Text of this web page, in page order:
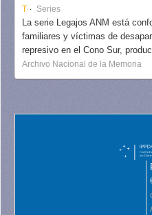
T Series
La serie Legajos ANM está
familiares y víctimas de
represivo en el Cono Sur,
Archivo Nacional de la Memoria